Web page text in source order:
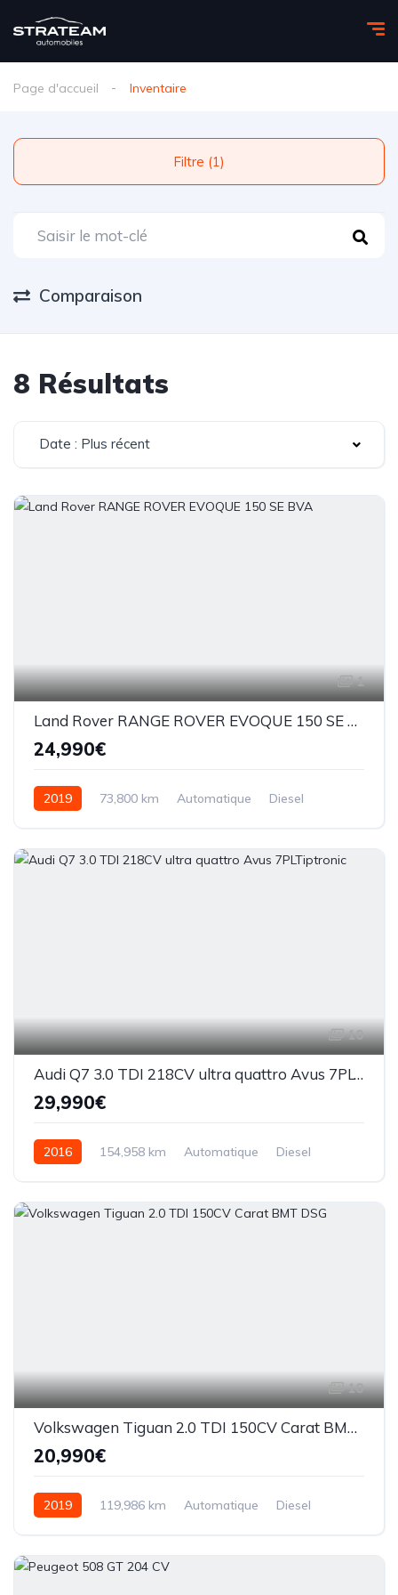
Page d'accueil Inventaire
Filtre (1)
Comparaison
8 Résultats
Date : Plus récent
1
Land Rover RANGE ROVER EVOQUE 150 SE BVA
24,990€
2019 73,800 km Automatique Diesel
10
Audi Q7 3.0 TDI 218CV ultra quattro Avus 7PLTiptronic
29,990€
2016 154,958 km Automatique Diesel
10
Volkswagen Tiguan 2.0 TDI 150CV Carat BMT DSG
20,990€
2019 119,986 km Automatique Diesel